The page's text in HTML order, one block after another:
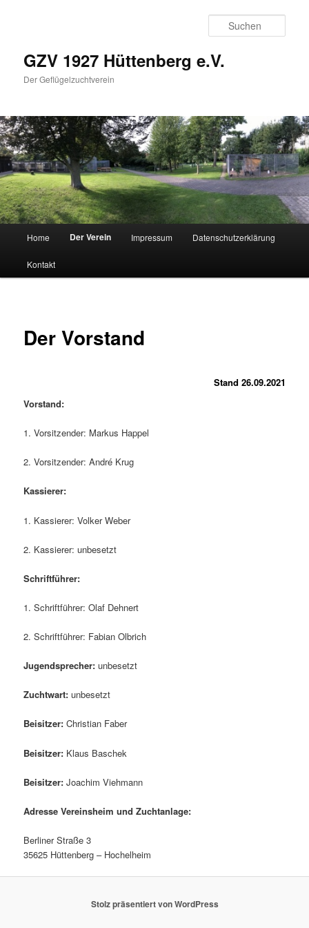
GZV 1927 Hüttenberg e.V.
Der Geflügelzuchtverein
Home Der Verein Impressum Datenschutzerklärung
Kontakt
Der Vorstand
Stand 26.09.2021
Vorstand:
1. Vorsitzender: Markus Happel
2. Vorsitzender: André Krug
Kassierer:
1. Kassierer: Volker Weber
2. Kassierer: unbesetzt
Schriftführer:
1. Schriftführer: Olaf Dehnert
2. Schriftführer: Fabian Olbrich
Jugendsprecher: unbesetzt
Zuchtwart: unbesetzt
Beisitzer: Christian Faber
Beisitzer: Klaus Baschek
Beisitzer: Joachim Viehmann
Adresse Vereinsheim und Zuchtanlage:
Berliner Straße 3
35625 Hüttenberg – Hochelheim
Stolz präsentiert von WordPress